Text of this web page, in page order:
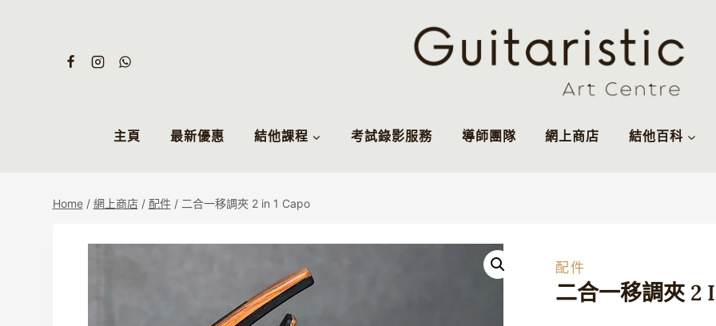
主頁 最新優惠 結他課程 考試錄影服務 導師團隊 網上商店 結他百科
Home / 網上商店 / 配件 / 二合一移調夾 2 in 1 Capo
配件
二合一移調夾 2